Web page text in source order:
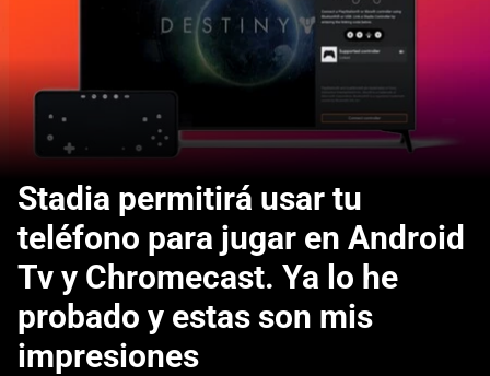
Stadia permitirá usar tu
teléfono para jugar en Android
Tv y Chromecast. Ya lo he
probado y estas son mis
impresiones